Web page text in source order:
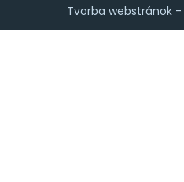
Tvorba webstránok -